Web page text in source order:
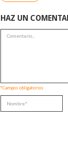
HAZ UN
*Campos obligatorios